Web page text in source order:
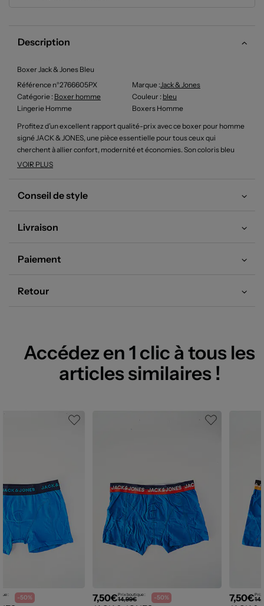
Description
Boxer Jack & Jones Bleu
Référence n°2766605PX
Marque :Jack & Jones
Catégorie : Boxer homme Couleur : bleu
Lingerie Homme
Boxers Homme
Profitez d’un excellent rapport qualité-prix avec ce boxer pour homme
signé JACK & JONES, une pièce essentielle pour tous ceux qui
cherchent à allier confort, modernité et économies. Son coloris bleu
éclatant rehaussé par une ceinture élastique noire ornée du logo
VOIR PLUS
Conseil de style
Livraison
Paiement
Retour
Accédez en 1 clic à tous les
articles similaires !
: -50% 7,50€Prix boutique :
14,99€ -50% 7,50€Prix